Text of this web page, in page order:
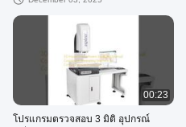
00:23
โปรแกรมตรวจสอบ 3 มิติ อุปกรณ์